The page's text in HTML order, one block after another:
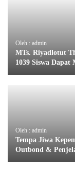
Oleh : admin
MTs. Riyadlotut
1039 Siswa
Oleh : admin
Tempa Jiwa
Outbond &